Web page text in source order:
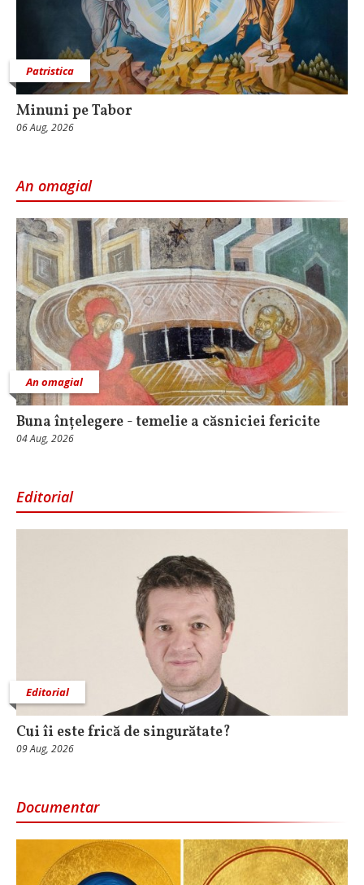
Patristica
Minuni pe Tabor
06 Aug, 2026
An omagial
An omagial
Buna înțelegere - temelie a căsniciei fericite
04 Aug, 2026
Editorial
Editorial
Cui îi este frică de singurătate?
09 Aug, 2026
Documentar